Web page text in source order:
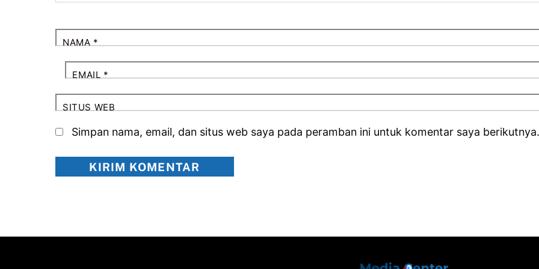
NAMA*
EMAIL*
SITUS WEB
Simpan nama, email, dan situs web saya pada peramban ini untuk komentar saya
Back